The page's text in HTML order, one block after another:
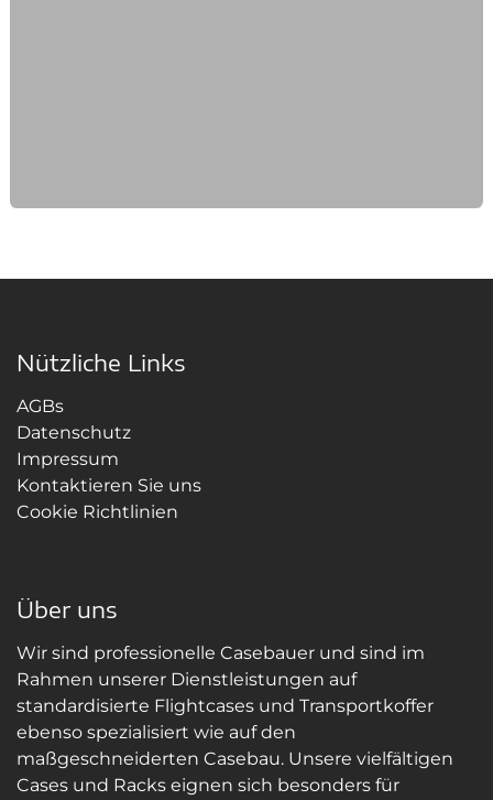
Nützliche Links
AGBs
Datenschutz
Impressum
Kontaktieren Sie uns
Cookie Richtlinien
Über uns
Wir sind professionelle Casebauer und sind im
Rahmen unserer Dienstleistungen auf
standardisierte Flightcases und Transportkoffer
ebenso spezialisiert wie auf den
maßgeschneiderten Casebau. Unsere vielfältigen
Cases und Racks eignen sich besonders für